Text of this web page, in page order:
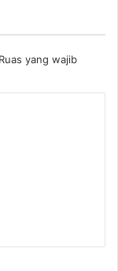
Ruas yang wajib